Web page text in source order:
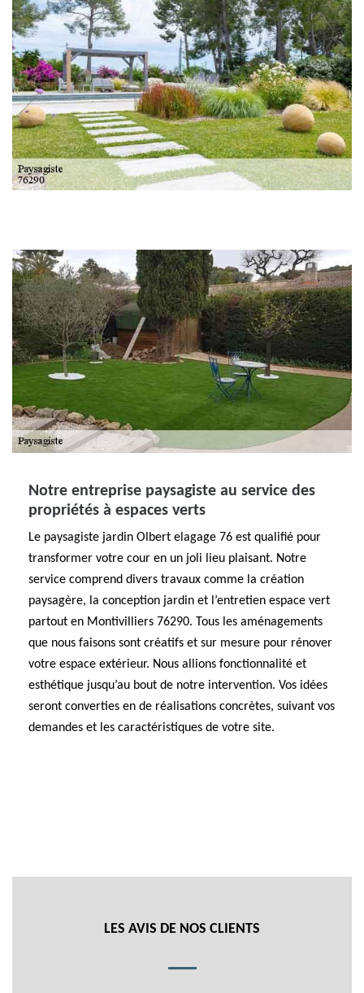
Notre entreprise paysagiste au service des
propriétés à espaces verts
Le paysagiste jardin Olbert elagage 76 est qualifié pour
transformer votre cour en un joli lieu plaisant. Notre
service comprend divers travaux comme la création
paysagère, la conception jardin et l’entretien espace vert
partout en Montivilliers 76290. Tous les aménagements
que nous faisons sont créatifs et sur mesure pour rénover
votre espace extérieur. Nous allions fonctionnalité et
esthétique jusqu’au bout de notre intervention. Vos idées
seront converties en de réalisations concrètes, suivant vos
demandes et les caractéristiques de votre site.
LES AVIS DE NOS CLIENTS